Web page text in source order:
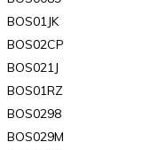
BOS01JK
BOS02CP
BOS021J
BOS01RZ
BOS0298
BOS029M